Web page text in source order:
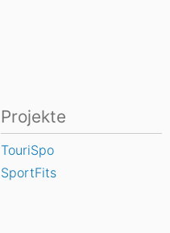
Projekte
TouriSpo
SportFits